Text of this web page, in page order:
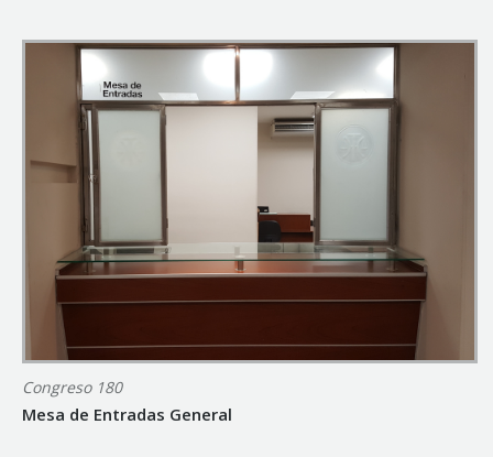
Congreso 180
Mesa de Entradas General